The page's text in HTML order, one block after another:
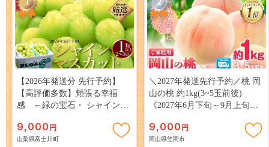
【2026年発送分 先行予約】
【高評価多数】頬張る幸福
感 ～緑の宝石・ シャインマ
３房） フルーツ 山梨県産 果
物 くだもの シャイン マスカ
9,000 円
山梨県富士川町
＼2027年発送先行予約／桃 岡
山の桃 約1kg(3~5玉前後)
《2027年6月下旬～9月上旬頃
岡山 はくとう スイーツ フル
ーツ 果物 デザート 旬 モモ も
9,000 円
岡山県笠岡市